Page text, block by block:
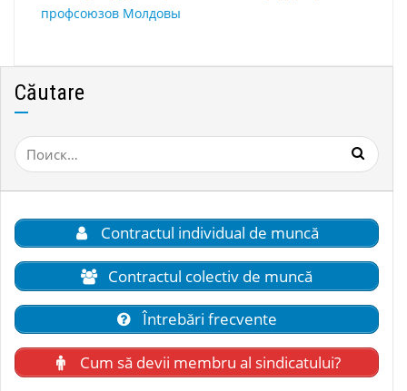
профсоюзов Молдовы
Căutare
Найти:
Contractul individual de muncă
Contractul colectiv de muncă
Întrebări frecvente
Cum să devii membru al sindicatului?